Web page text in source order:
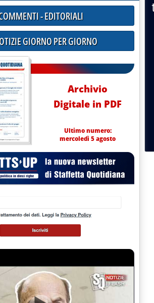
- EDITORIALI
GIORNO PER GIORNO
Archivio
Digitale in PDF
Ultimo numero:
mercoledì 5 agosto